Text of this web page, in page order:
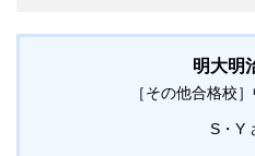
しさ、逞しさを感じ、応援し
明大明
［その他合格校］
S・Y